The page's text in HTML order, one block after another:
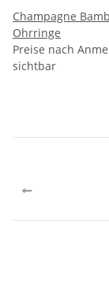
Champagne
Ohrringe
Preise nach
sichtbar